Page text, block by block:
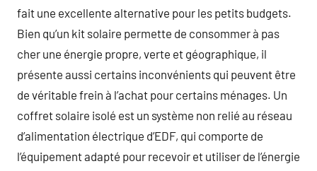
fait une excellente alternative pour les petits budgets.
Bien qu’un kit solaire permette de consommer à pas
cher une énergie propre, verte et géographique, il
présente aussi certains inconvénients qui peuvent être
de véritable frein à l’achat pour certains ménages. Un
coffret solaire isolé est un système non relié au réseau
d’alimentation électrique d’EDF, qui comporte de
l’équipement adapté pour recevoir et utiliser de l’énergie